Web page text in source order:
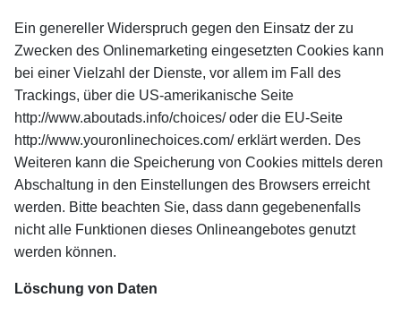
Ein genereller Widerspruch gegen den Einsatz der zu
Zwecken des Onlinemarketing eingesetzten Cookies kann
bei einer Vielzahl der Dienste, vor allem im Fall des
Trackings, über die US-amerikanische Seite
http://www.aboutads.info/choices/ oder die EU-Seite
http://www.youronlinechoices.com/ erklärt werden. Des
Weiteren kann die Speicherung von Cookies mittels deren
Abschaltung in den Einstellungen des Browsers erreicht
werden. Bitte beachten Sie, dass dann gegebenenfalls
nicht alle Funktionen dieses Onlineangebotes genutzt
werden können.
Löschung von Daten